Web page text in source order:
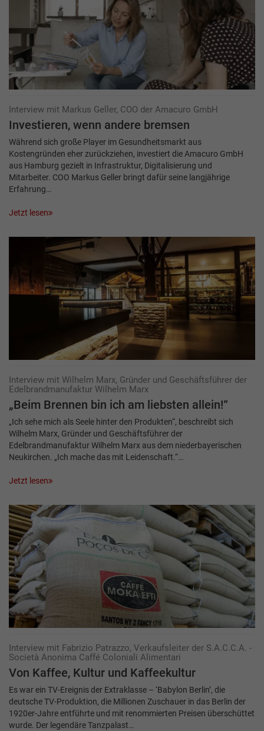
Interview mit Markus Geller, COO der Amacuro GmbH
Investieren, wenn andere bremsen
Während sich große Player im Gesundheitsmarkt aus
Kostengründen eher zurückziehen, investiert die Amacuro GmbH
aus Hamburg gezielt in Infrastruktur, Digitalisierung und
Mitarbeiter. COO Markus Geller bringt dafür seine langjährige
Erfahrung…
Jetzt lesen
Interview mit Wilhelm Marx, Gründer und Geschäftsführer der
Edelbrandmanufaktur Wilhelm Marx
„Beim Brennen bin ich am liebsten allein!“
„Ich sehe mich als Seele hinter den Produkten“, beschreibt sich
Wilhelm Marx, Gründer und Geschäftsführer der
Edelbrandmanufaktur Wilhelm Marx aus dem niederbayerischen
Neukirchen. „Ich mache das mit Leidenschaft.“…
Jetzt lesen
Interview mit Fabrizio Patrazzo, Verkaufsleiter der S.A.C.C.A. -
Società Anonima Caffé Coloniali Alimentari
Von Kaffee, Kultur und Kaffeekultur
Es war ein TV-Ereignis der Extraklasse – ‘Babylon Berlin’, die
deutsche TV-Produktion, die Millionen Zuschauer in das Berlin der
1920er-Jahre entführte und mit renommierten Preisen überschüttet
wurde. Der legendäre Tanzpalast…